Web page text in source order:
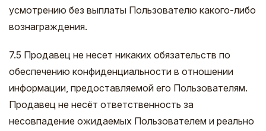
усмотрению без выплаты Пользователю какого-либо
вознаграждения.
7.5 Продавец не несет никаких обязательств по
обеспечению конфиденциальности в отношении
информации, предоставляемой его Пользователям.
Продавец не несёт ответственность за
несовпадение ожидаемых Пользователем и реально